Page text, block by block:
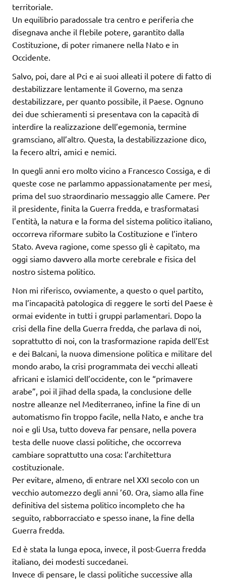
territoriale.
Un equilibrio paradossale tra centro e periferia che
disegnava anche il flebile potere, garantito dalla
Costituzione, di poter rimanere nella Nato e in
Occidente.
Salvo, poi, dare al Pci e ai suoi alleati il potere di fatto di
destabilizzare lentamente il Governo, ma senza
destabilizzare, per quanto possibile, il Paese. Ognuno
dei due schieramenti si presentava con la capacità di
interdire la realizzazione dell’egemonia, termine
gramsciano, all’altro. Questa, la destabilizzazione dico,
la fecero altri, amici e nemici.
In quegli anni ero molto vicino a Francesco Cossiga, e di
queste cose ne parlammo appassionatamente per mesi,
prima del suo straordinario messaggio alle Camere. Per
il presidente, finita la Guerra fredda, e trasformatasi
l’entità, la natura e la forma del sistema politico italiano,
occorreva riformare subito la Costituzione e l’intero
Stato. Aveva ragione, come spesso gli è capitato, ma
oggi siamo davvero alla morte cerebrale e fisica del
nostro sistema politico.
Non mi riferisco, ovviamente, a questo o quel partito,
ma l’incapacità patologica di reggere le sorti del Paese è
ormai evidente in tutti i gruppi parlamentari. Dopo la
crisi della fine della Guerra fredda, che parlava di noi,
soprattutto di noi, con la trasformazione rapida dell’Est
e dei Balcani, la nuova dimensione politica e militare del
mondo arabo, la crisi programmata dei vecchi alleati
africani e islamici dell’occidente, con le “primavere
arabe”, poi il jihad della spada, la conclusione delle
nostre alleanze nel Mediterraneo, infine la fine di un
automatismo fin troppo facile, nella Nato, e anche tra
noi e gli Usa, tutto doveva far pensare, nella povera
testa delle nuove classi politiche, che occorreva
cambiare soprattutto una cosa: l’architettura
costituzionale.
Per evitare, almeno, di entrare nel XXI secolo con un
vecchio automezzo degli anni ’60. Ora, siamo alla fine
definitiva del sistema politico incompleto che ha
seguito, rabborracciato e spesso inane, la fine della
Guerra fredda.
Ed è stata la lunga epoca, invece, il post-Guerra fredda
italiano, dei modesti succedanei.
Invece di pensare, le classi politiche successive alla